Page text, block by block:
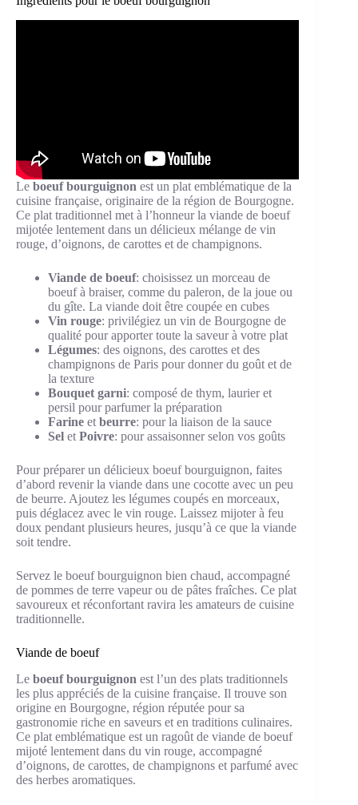
Le boeuf bourguignon est un plat emblématique de la
cuisine française, originaire de la région de Bourgogne.
Ce plat traditionnel met à l’honneur la viande de boeuf
mijotée lentement dans un délicieux mélange de vin
rouge, d’oignons, de carottes et de champignons.
Viande de boeuf: choisissez un morceau de
boeuf à braiser, comme du paleron, de la joue ou
du gîte. La viande doit être coupée en cubes
Vin rouge: privilégiez un vin de Bourgogne de
qualité pour apporter toute la saveur à votre plat
Légumes: des oignons, des carottes et des
champignons de Paris pour donner du goût et de
la texture
Bouquet garni: composé de thym, laurier et
persil pour parfumer la préparation
Farine et beurre: pour la liaison de la sauce
Sel et Poivre: pour assaisonner selon vos goûts
Pour préparer un délicieux boeuf bourguignon, faites
d’abord revenir la viande dans une cocotte avec un peu
de beurre. Ajoutez les légumes coupés en morceaux,
puis déglacez avec le vin rouge. Laissez mijoter à feu
doux pendant plusieurs heures, jusqu’à ce que la viande
soit tendre.
Servez le boeuf bourguignon bien chaud, accompagné
de pommes de terre vapeur ou de pâtes fraîches. Ce plat
savoureux et réconfortant ravira les amateurs de cuisine
traditionnelle.
Viande de boeuf
Le boeuf bourguignon est l’un des plats traditionnels
les plus appréciés de la cuisine française. Il trouve son
origine en Bourgogne, région réputée pour sa
gastronomie riche en saveurs et en traditions culinaires.
Ce plat emblématique est un ragoût de viande de boeuf
mijoté lentement dans du vin rouge, accompagné
d’oignons, de carottes, de champignons et parfumé avec
des herbes aromatiques.